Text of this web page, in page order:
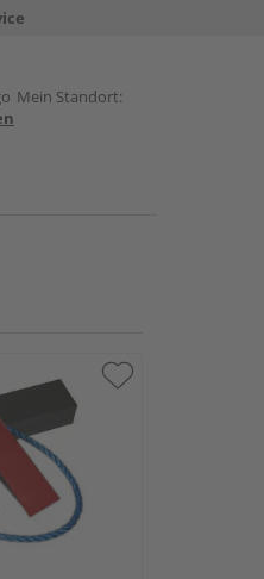
Mein Standort: